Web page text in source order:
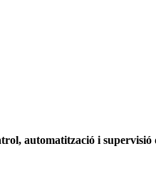
automatització i supervisió